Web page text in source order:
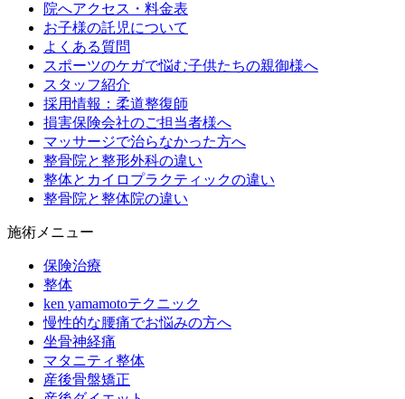
院へアクセス・料金表
お子様の託児について
よくある質問
スポーツのケガで悩む子供たちの親御様へ
スタッフ紹介
採用情報：柔道整復師
損害保険会社のご担当者様へ
マッサージで治らなかった方へ
整骨院と整形外科の違い
整体とカイロプラクティックの違い
整骨院と整体院の違い
施術メニュー
保険治療
整体
ken yamamotoテクニック
慢性的な腰痛でお悩みの方へ
坐骨神経痛
マタニティ整体
産後骨盤矯正